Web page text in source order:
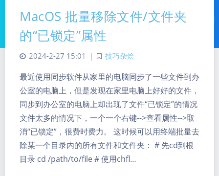
MacOS 批量移除文件/文件夹
的“已锁定”属性
2024-2-27 15:01 技巧杂烩
最近使用同步软件从家里的电脑同步了一些文件到办
公室的电脑上，但是发现在家里电脑上好好的文件，
同步到办公室的电脑上却出现了文件“已锁定”的情况
文件太多的情况下，一个一个右键-->查看属性-->取
消“已锁定”，很费时费力。 这时候可以用终端批量去
除某一个目录内的所有文件和文件夹： # 先cd到根
目录 cd /path/to/file # 使用chfl…